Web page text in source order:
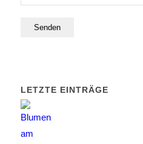
LETZTE EINTRÄGE